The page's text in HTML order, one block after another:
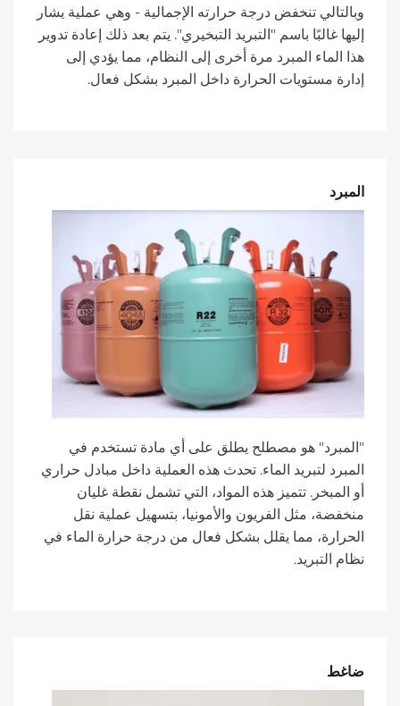
وبالتالي تنخفض درجة حرارته الإجمالية - وهي عملية يشار
إليها غالبًا باسم "التبريد التبخيري". يتم بعد ذلك إعادة تدوير
هذا الماء المبرد مرة أخرى إلى النظام، مما يؤدي إلى
إدارة مستويات الحرارة داخل المبرد بشكل فعال.
المبرد
"المبرد" هو مصطلح يطلق على أي مادة تستخدم في
المبرد لتبريد الماء. تحدث هذه العملية داخل مبادل حراري
أو المبخر. تتميز هذه المواد، التي تشمل نقطة غليان
منخفضة، مثل الفريون والأمونيا، بتسهيل عملية نقل
الحرارة، مما يقلل بشكل فعال من درجة حرارة الماء في
نظام التبريد.
ضاغط